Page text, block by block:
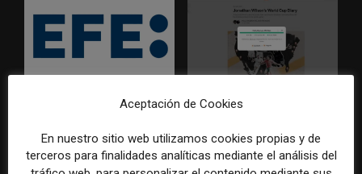
EFE publica una guía para
artificial en sus procesos
informativos con supervisión
humana
Substack incorpora una
cuánto contenido ha sido
escrito con inteligencia
artificial
Aceptación de Cookies
En nuestro sitio web utilizamos cookies propias y de
terceros para finalidades analíticas mediante el análisis del